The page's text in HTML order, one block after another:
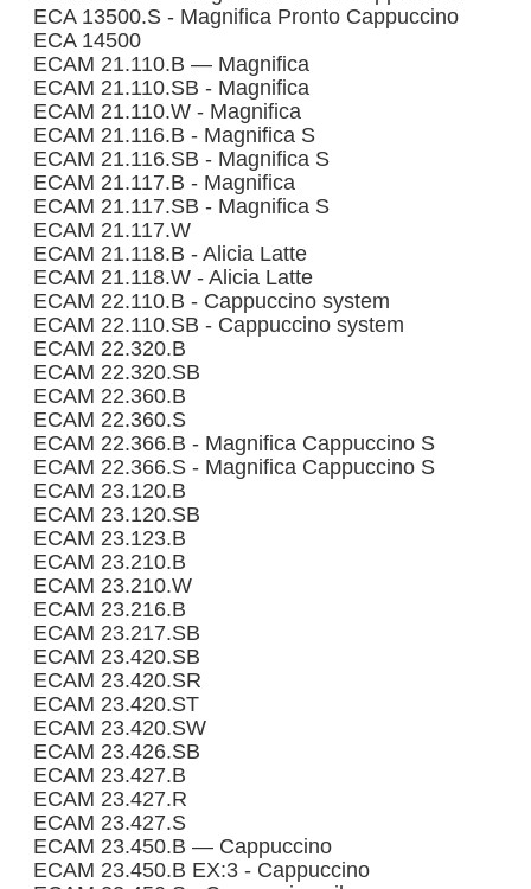
ECA 13500.S - Magnifica Pronto Cappuccino
ECA 14500
ECAM 21.110.B — Magnifica
ECAM 21.110.SB - Magnifica
ECAM 21.110.W - Magnifica
ECAM 21.116.B - Magnifica S
ECAM 21.116.SB - Magnifica S
ECAM 21.117.B - Magnifica
ECAM 21.117.SB - Magnifica S
ECAM 21.117.W
ECAM 21.118.B - Alicia Latte
ECAM 21.118.W - Alicia Latte
ECAM 22.110.B - Cappuccino system
ECAM 22.110.SB - Cappuccino system
ECAM 22.320.B
ECAM 22.320.SB
ECAM 22.360.B
ECAM 22.360.S
ECAM 22.366.B - Magnifica Cappuccino S
ECAM 22.366.S - Magnifica Cappuccino S
ECAM 23.120.B
ECAM 23.120.SB
ECAM 23.123.B
ECAM 23.210.B
ECAM 23.210.W
ECAM 23.216.B
ECAM 23.217.SB
ECAM 23.420.SB
ECAM 23.420.SR
ECAM 23.420.ST
ECAM 23.420.SW
ECAM 23.426.SB
ECAM 23.427.B
ECAM 23.427.R
ECAM 23.427.S
ECAM 23.450.B — Cappuccino
ECAM 23.450.B EX:3 - Cappuccino